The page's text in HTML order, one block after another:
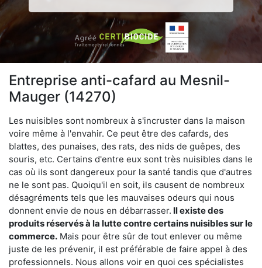
Entreprise anti-cafard au Mesnil-
Mauger (14270)
Les nuisibles sont nombreux à s'incruster dans la maison
voire même à l'envahir. Ce peut être des cafards, des
blattes, des punaises, des rats, des nids de guêpes, des
souris, etc. Certains d'entre eux sont très nuisibles dans le
cas où ils sont dangereux pour la santé tandis que d'autres
ne le sont pas. Quoiqu'il en soit, ils causent de nombreux
désagréments tels que les mauvaises odeurs qui nous
donnent envie de nous en débarrasser. Il existe des
produits réservés à la lutte contre certains nuisibles sur le
commerce. Mais pour être sûr de tout enlever ou même
juste de les prévenir, il est préférable de faire appel à des
professionnels. Nous allons voir en quoi ces spécialistes